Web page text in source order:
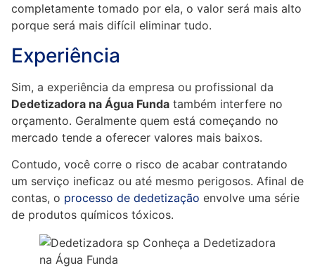
completamente tomado por ela, o valor será mais alto
porque será mais difícil eliminar tudo.
Experiência
Sim, a experiência da empresa ou profissional da
Dedetizadora na Água Funda também interfere no
orçamento. Geralmente quem está começando no
mercado tende a oferecer valores mais baixos.
Contudo, você corre o risco de acabar contratando
um serviço ineficaz ou até mesmo perigosos. Afinal de
contas, o processo de dedetização envolve uma série
de produtos químicos tóxicos.